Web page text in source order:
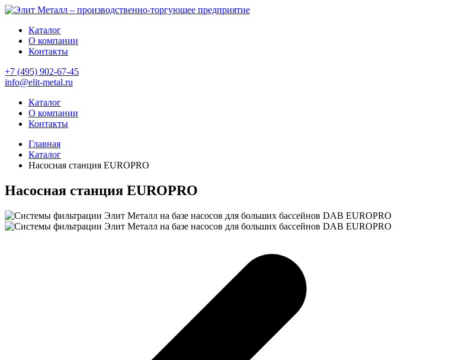
Каталог
О компании
Контакты
+7 (495) 902-67-45
info@elit-metal.ru
Каталог
О компании
Контакты
Главная
Каталог
Насосная станция EUROPRO
Насосная станция EUROPRO